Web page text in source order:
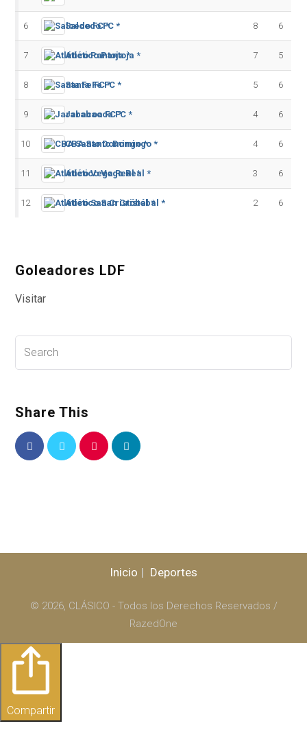
6 Salcedo FC * 8 6
7 Atlético Pantoja * 7 5
8 Santa Fe FC * 5 6
9 Jarabacoa FC * 4 6
10 CBA Santo Domingo * 4 6
11 Atlético Vega Real * 3 6
12 Atlético San Cristóbal * 2 6
Goleadores LDF
Visitar
Share This
Inicio Deportes
© 2026, CLÁSICO - Todos los Derechos Reservados /
RazedOne
Compartir